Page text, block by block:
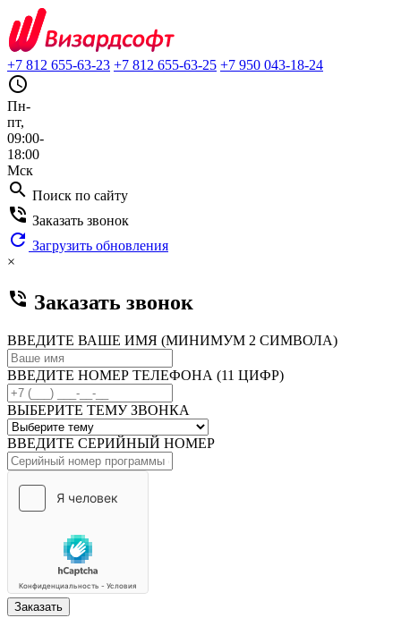
+7 812 655-63-23 +7 812 655-63-25 +7 950 043-18-24
query_builder
Пн-
пт,
09:00-
18:00
Мск
search Поиск по сайту
phone_in_talk Заказать звонок
refresh Загрузить обновления
×
phone_in_talk Заказать звонок
ВВЕДИТЕ ВАШЕ ИМЯ (МИНИМУМ 2 СИМВОЛА)
ВВЕДИТЕ НОМЕР ТЕЛЕФОНА (11 ЦИФР)
ВЫБЕРИТЕ ТЕМУ ЗВОНКА
ВВЕДИТЕ СЕРИЙНЫЙ НОМЕР
Заказать